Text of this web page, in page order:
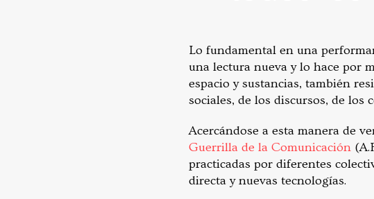
Lo fundamental en una
una lectura nueva y lo hace por
espacio y sustancias, también
sociales, de los discursos, de los
Acercándose a esta manera de
Guerrilla de la Comunicación
practicadas por diferentes
directa y nuevas tecnologías.